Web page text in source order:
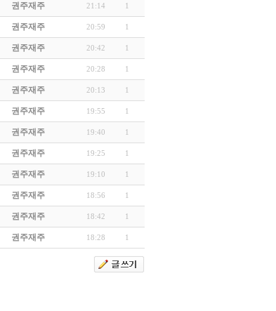
권주재주 21:14 1
권주재주 20:59 1
권주재주 20:42 1
권주재주 20:28 1
권주재주 20:13 1
권주재주 19:55 1
권주재주 19:40 1
권주재주 19:25 1
권주재주 19:10 1
권주재주 18:56 1
권주재주 18:42 1
권주재주 18:28 1